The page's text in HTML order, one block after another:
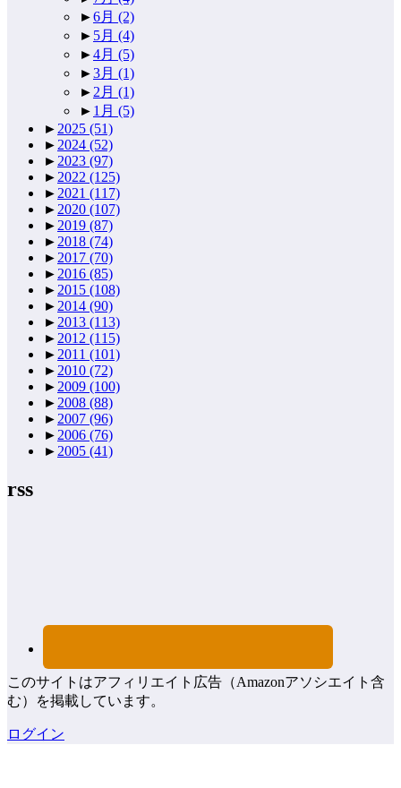
►6月 (2)
► 5月 (4)
►4月 (5)
►3月 (1)
► 2月 (1)
► 1月 (5)
► 2025 (51)
► 2024 (52)
► 2023 (97)
► 2022 (125)
► 2021 (117)
► 2020 (107)
► 2019 (87)
► 2018 (74)
► 2017 (70)
► 2016 (85)
► 2015 (108)
► 2014 (90)
► 2013 (113)
► 2012 (115)
► 2011 (101)
► 2010 (72)
► 2009 (100)
► 2008 (88)
► 2007 (96)
► 2006 (76)
► 2005 (41)
rss
このサイトはアフィリエイト広告（Amazonアソシエイト含
む）を掲載しています。
ログイン